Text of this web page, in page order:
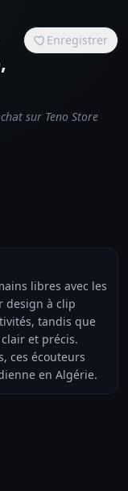
Enregistrer
sur Teno Store
libres avec les
design à clip
tandis que
et précis.
ces écouteurs
en Algérie.